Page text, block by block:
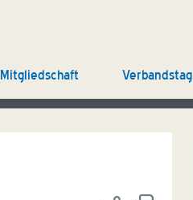
Mitgliedschaft Verbandstag